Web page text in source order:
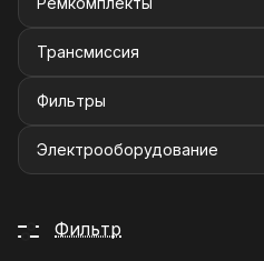
Трансмиссия
Фильтры
Электрооборудование
Фильтр